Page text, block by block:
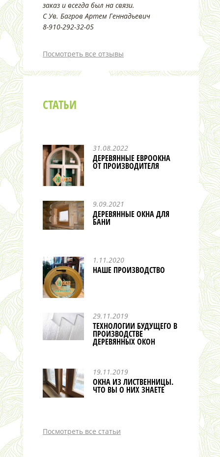
заказ и всегда был на связи.
С Ув. Багров Артем Геннадьевич
8-910-292-32-05
Посмотреть все отзывы
СТАТЬИ
31.08.2022
ДЕРЕВЯННЫЕ ЕВРООКНА
ОТ ПРОИЗВОДИТЕЛЯ
9.09.2021
ДЕРЕВЯННЫЕ ОКНА ДЛЯ
БАНИ
1.11.2020
НАШЕ ПРОИЗВОДСТВО
29.11.2019
ТЕХНОЛОГИИ БУДУЩЕГО В
ПРОИЗВОДСТВЕ
ДЕРЕВЯННЫХ ОКОН
19.11.2019
ОКНА ИЗ ЛИСТВЕННИЦЫ.
ЧТО ВЫ О НИХ ЗНАЕТЕ
Посмотреть все статьи